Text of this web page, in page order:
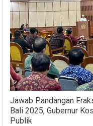
Jawab Pandangan
Bali 2025, Gubernur
Publik